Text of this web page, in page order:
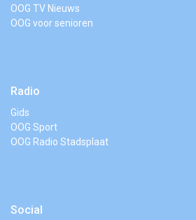
OOG TV Nieuws
OOG voor senioren
Radio
Gids
OOG Sport
OOG Radio Stadsplaat
Social